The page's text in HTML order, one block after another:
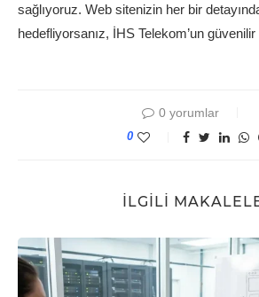
sağlıyoruz. Web sitenizin her bir
hedefliyorsanız, İHS Telekom’un güvenilir
0 yorumlar
0
İLGILI